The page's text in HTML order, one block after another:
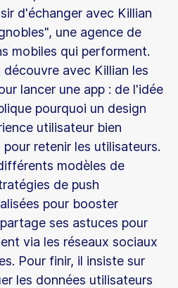
d'échanger avec Killian
une agence de
mobiles qui performent.
avec Killian les
lancer une app : de l'idée
pourquoi un design
utilisateur bien
retenir les utilisateurs.
modèles de
de push
pour booster
ses astuces pour
via les réseaux sociaux
Pour finir, il insiste sur
les données utilisateurs